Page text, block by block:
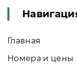
Главная
Номера и цены